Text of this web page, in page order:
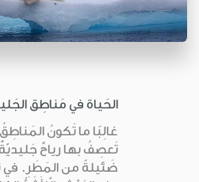
الحَياة في مَناطِق
غالِبًا ما تَكونُ
تَعصِفُ بها رياحٌ
ضَئيلةً من المَطَرِ. في